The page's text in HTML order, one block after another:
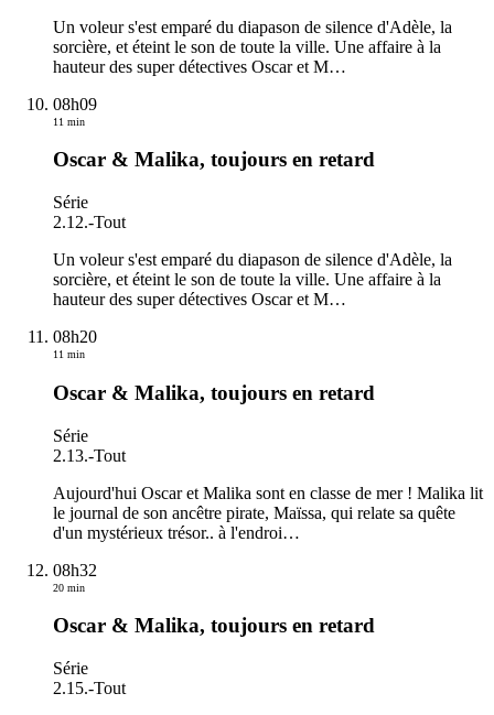
Un voleur s'est emparé du diapason de silence d'Adèle, la
sorcière, et éteint le son de toute la ville. Une affaire à la
hauteur des super détectives Oscar et M…
08h09
11 min
Oscar & Malika, toujours en retard
Série
2.12.-Tout
Un voleur s'est emparé du diapason de silence d'Adèle, la
sorcière, et éteint le son de toute la ville. Une affaire à la
hauteur des super détectives Oscar et M…
08h20
11 min
Oscar & Malika, toujours en retard
Série
2.13.-Tout
Aujourd'hui Oscar et Malika sont en classe de mer ! Malika lit
le journal de son ancêtre pirate, Maïssa, qui relate sa quête
d'un mystérieux trésor.. à l'endroi…
08h32
20 min
Oscar & Malika, toujours en retard
Série
2.15.-Tout